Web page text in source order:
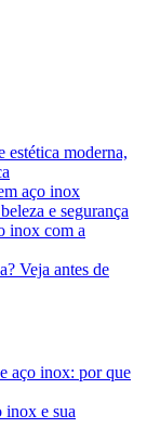
estética moderna,
aço inox
e segurança
inox com a
Veja antes de
aço inox: por que
inox e sua